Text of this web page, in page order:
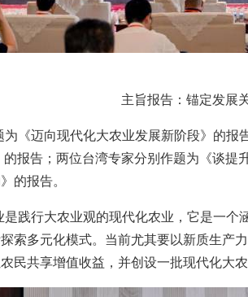
主旨报告：锚定发展
《迈向现代化大农业发展新阶段》的
报告；两位台湾专家分别作题为《谈提
的报告。
践行大农业观的现代化农业，它是一
索多元化模式。当前尤其要以新质生产
民共享增值收益，并创设一批现代化大农